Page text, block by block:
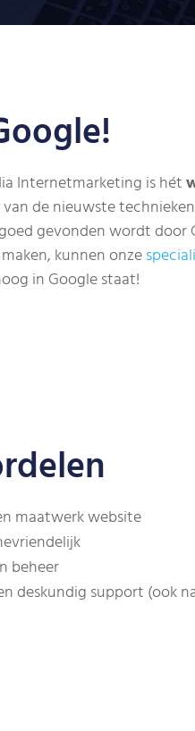
Internetmarketing is hét
de nieuwste
gevonden wordt door
kunnen onze
in Google staat!
maatwerk website
beheer
deskundig support (ook